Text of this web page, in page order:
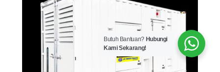
Butuh Bantuan? Hubungi
Kami Sekarang!